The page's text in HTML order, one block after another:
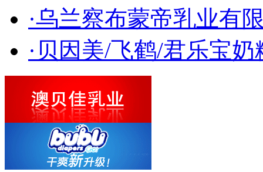
·乌兰察布蒙帝乳业有
·贝因美/飞鹤/君乐宝